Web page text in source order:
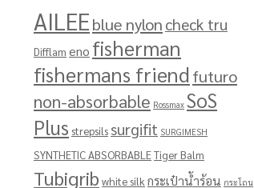
AILEEblue nylon check tru
Difflam eno fisherman
fishermans friend futuro
non-absorbable Rossmax SoS
Plus strepsils surgifit SURGIMESH
SYNTHETIC ABSORBABLETiger Balm
Tubigrib white silk กระเป๋าน้ำร้อน กระโถน